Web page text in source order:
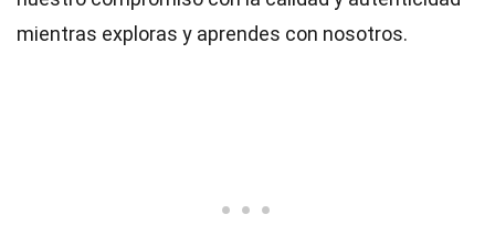
mientras exploras y aprendes con nosotros.